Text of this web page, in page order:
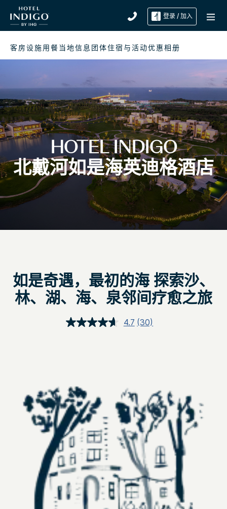
登录 / 加入
客房设施用餐当地信息 团体住宿与活动优惠相册
HOTEL INDIGO
北戴河如是海英迪格酒店
如是奇遇，最初的海 探索沙、
林、湖、海、泉邻间疗愈之旅
4.7 阅
页
面
链
接。
(30)